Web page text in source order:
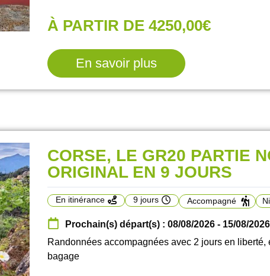
À PARTIR DE 4250,00€
En savoir plus
CORSE, LE GR20 PARTIE
ORIGINAL EN 9 JOURS
En itinérance 9 jours Accompagné
Prochain(s) départ(s) : 08/08/2026 - 15/08/
Randonnées accompagnées avec 2 jours en
bagage